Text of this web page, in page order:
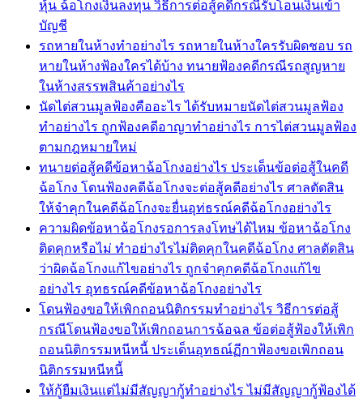
หุ้น ฉ้อโกงเงินลงทุน วิธีการต่อสู้คดีกรณีรับโอนเงินเข้า
บัญชี
รถหายในห้างทำอย่างไร รถหายในห้างใครรับผิดชอบ รถ
หายในห้างฟ้องใครได้บ้าง ทนายฟ้องคดีกรณีรถสูญหาย
ในห้างสรรพสินค้าอย่างไร
นัดไต่สวนมูลฟ้องคืออะไร ได้รับหมายนัดไต่สวนมูลฟ้อง
ทำอย่างไร ถูกฟ้องคดีอาญาทำอย่างไร การไต่สวนมูลฟ้อง
ตามกฎหมายใหม่
ทนายต่อสู้คดีข้อหาฉ้อโกงอย่างไร ประเด็นข้อต่อสู้ในคดี
ฉ้อโกง โดนฟ้องคดีฉ้อโกงจะต่อสู้คดีอย่างไร ศาลตัดสิน
ให้จำคุกในคดีฉ้อโกงจะยื่นอุท่ธรณ์คดีฉ้อโกงอย่างไร
ความผิดข้อหาฉ้อโกงรอการลงโทษได้ไหม ข้อหาฉ้อโกง
ติดคุกหรือไม่ ทำอย่างไรไม่ติดคุกในคดีฉ้อโกง ศาลตัดสิน
ว่าผิดฉ้อโกงแก้ไขอย่างไร ถูกจำคุกคดีฉ้อโกงแก้ไข
อย่างไร อุทธรณ์คดีข้อหาฉ้อโกงอย่างไร
โดนฟ้องขอให้เพิกถอนนิติกรรมทำอย่างไร วิธีการต่อสู้
กรณีโดนฟ้องขอให้เพิกถอนการฉ้อฉล ข้อต่อสู้ฟ้องให้เพิก
ถอนนิติกรรมหนีหนี้ ประเด็นอุทธณ์ฏีกาฟ้องขอเพิกถอน
นิติกรรมหนีหนี้
ให้กู้ยืมเงินแต่ไม่มีสัญญากู้ทำอย่างไร ไม่มีสัญญากู้ฟ้องได้